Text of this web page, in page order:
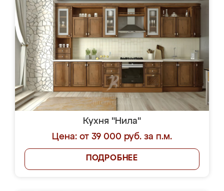
Кухня "Нила"
Цена: от 39 000 руб. за п.м.
ПОДРОБНЕЕ